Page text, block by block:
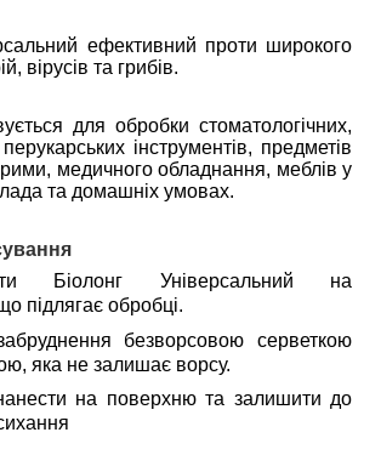
ефективний проти широкого
вірусів та грибів.
для обробки стоматологічних,
інструментів, предметів
медичного обладнання, меблів у
та домашніх умовах.
Біолонг Універсальний на
підлягає обробці.
безворсовою серветкою
яка не залишає ворсу.
на поверхню та залишити до